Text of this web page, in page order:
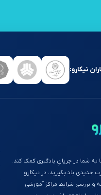
نیکارو:
به شما در جریانِ یادگیری کمک کند.
جدیدی یاد بگیرید، در نیکارو
و بررسی شرایط مراکز آموزشی